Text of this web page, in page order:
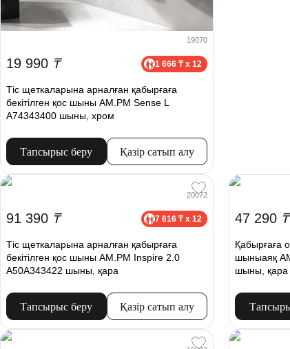
19070
19 990 ₸ 1 666 ₸ x 12
Тіс щеткаларына арналған қабырғаға
бекітілген қос шыны AM.PM Sense L
A74343400 шыны, хром
Тапсырыс беру Қазір сатып алу
20072
91 390 ₸ 7 616 ₸ x 12
Тіс щеткаларына арналған қабырғаға
бекітілген қос шыны AM.PM Inspire 2.0
A50A343422 шыны, қара
Тапсырыс беру Қазір сатып алу
47 290 ₸
Қабырғаға
шыныаяқ
шыны, қара